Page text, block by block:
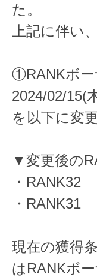
た。
上記に伴い
①RANKボー
2024/02/15(
を以下に変
▼変更後の
・RANK32
・RANK31
現在の獲得
はRANKボ